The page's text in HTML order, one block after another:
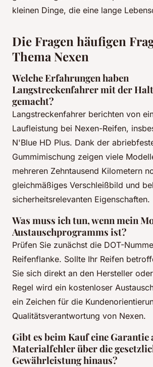
kleinen Dinge, die eine lange
Die Fragen häufigen
Thema Nexen
Welche Erfahrungen haben
Langstreckenfahrer mit der
gemacht?
Langstreckenfahrer berichten von
Laufleistung bei Nexen-Reifen,
N'Blue HD Plus. Dank der
Gummimischung zeigen viele
mehreren Zehntausend Kilometern
gleichmäßiges Verschleißbild und
sicherheitsrelevanten Eigenschaften.
Was muss ich tun, wenn mein
Austauschprogramms ist?
Prüfen Sie zunächst die DOT-
Reifenflanke. Sollte Ihr Reifen
Sie sich direkt an den Hersteller
Regel wird ein kostenloser
ein Zeichen für die
Qualitätsverantwortung von Nexen.
Gibt es beim Kauf eine Garantie
Materialfehler über die
Gewährleistung hinaus?